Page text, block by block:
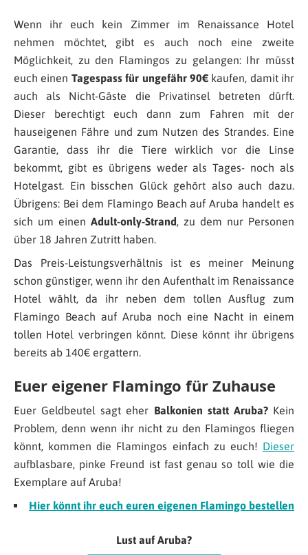
Wenn ihr euch kein Zimmer im Renaissance Hotel
nehmen möchtet,
gibt es auch noch eine zweite
Möglichkeit, zu den Flamingos zu gelangen: Ihr müsst
euch einen Tagespass für ungefähr 90€kaufen, damit ihr
auch als Nicht-Gäste die Privatinsel betreten dürft.
Dieser berechtigt euch dann zum Fahren mit der
hauseigenen Fähre und zum Nutzen des Strandes. Eine
Garantie, dass ihr die Tiere wirklich vor die Linse
bekommt, gibt es übrigens weder als Tages- noch als
Hotelgast. Ein bisschen Glück gehört also auch dazu.
Übrigens: Bei dem Flamingo Beach auf Aruba handelt es
sich um einen Adult-only-Strand, zu dem nur Personen
über 18 Jahren Zutritt haben.
Das Preis-Leistungsverhältnis ist es meiner Meinung
schon günstiger, wenn ihr den Aufenthalt im Renaissance
Hotel wählt, da ihr neben dem tollen Ausflug zum
Flamingo Beach auf Aruba noch eine Nacht in einem
tollen Hotel verbringen könnt. Diese könnt ihr übrigens
bereits ab 140€ ergattern.
Euer eigener Flamingo für Zuhause
Euer Geldbeutel sagt eher Balkonien statt Aruba?Kein
Problem, denn wenn ihr nicht zu den Flamingos fliegen
könnt, kommen die Flamingos einfach zu euch! Dieser
aufblasbare, pinke Freund ist fast genau so toll wie die
Exemplare auf Aruba!
Hier könnt ihr euch euren eigenen Flamingo bestellen
Lust auf Aruba?